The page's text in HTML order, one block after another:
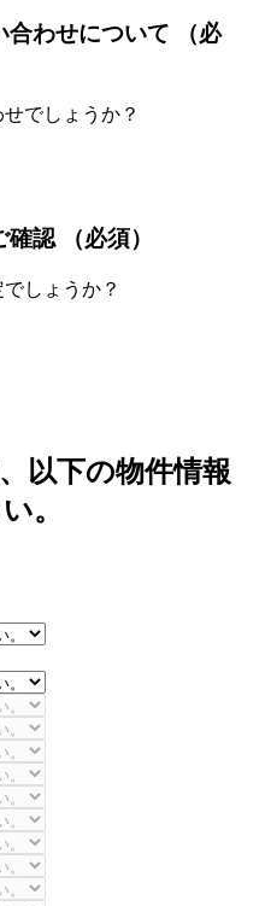
合わせについて （必
でしょうか？
認 （必須）
しょうか？
以下の物件情報
。